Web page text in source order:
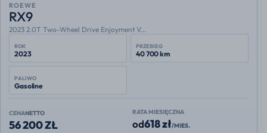
ROEWE
RX9
2023 2.0T Two-Wheel Drive Enjoyment V...
ROK
2023
PRZEBIEG
40 700 km
PALIWO
Gasoline
CENANETTO
56 200 ZŁ
RATA MIESIĘCZNA
od618 zł/MIES.